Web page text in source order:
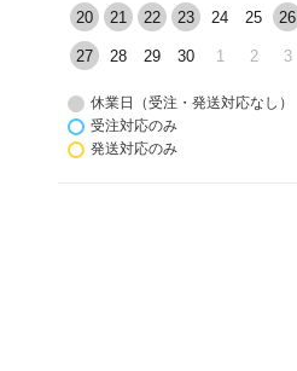
20 21 22 23 24 25 26
27 28 29 30 1 2 3
休業日（受注・発送対応なし）
受注対応のみ
発送対応のみ